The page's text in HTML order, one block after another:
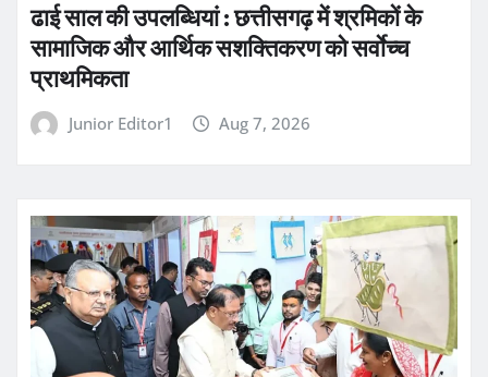
ढाई साल की उपलब्धियां : छत्तीसगढ़ में श्रमिकों के
सामाजिक और आर्थिक सशक्तिकरण को सर्वाेच्च
प्राथमिकता
Junior Editor1 Aug 7, 2026